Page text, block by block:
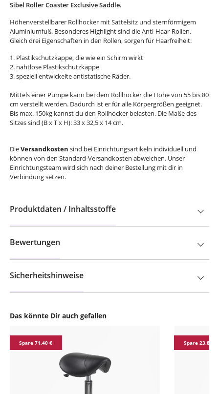
Das könnte Dir auch gefallen
Spare 71,40 € Spare 23,80 €
Sibel Roller Coaster Exclusive Saddle.
Höhenverstellbarer Rollhocker mit Sattelsitz und sternförmigem
Aluminiumfuß. Besonderes Highlight sind die Anti-Haar-Rollen.
Gleich drei Eigenschaften in den Rollen, sorgen für Haarfreiheit:
1. Plastikschutzkappe, die wie ein Schirm wirkt
2. nahtlose Plastikschutzkappe
3. speziell entwickelte antistatische Räder.
Mittels einer Pumpe kann bei dem Rollhocker die Höhe von 55 bis 80
cm verstellt werden. Dadurch ist er für alle Körpergrößen geeignet.
Bis max. 150kg kannst du den Rollhocker belasten. Die Maße des
Sitzes sind (B x T x H): 33 x 32,5 x 14 cm.
DieVersandkosten sind bei Einrichtungsartikeln individuell und
können von den Standard-Versandkosten abweichen. Unser
Einrichtungsteam wird sich nach deiner Bestellung mit dir in
Verbindung setzen.
Produktdaten / Inhaltsstoffe
Bewertungen
Sicherheitshinweise